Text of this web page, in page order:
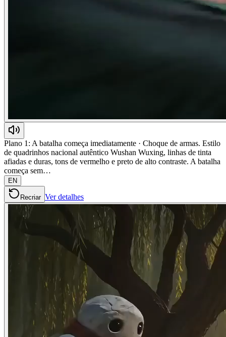
Plano 1: A batalha começa imediatamente · Choque de armas. Estilo
de quadrinhos nacional autêntico Wushan Wuxing, linhas de tinta
afiadas e duras, tons de vermelho e preto de alto contraste. A batalha
começa sem…
EN
Recriar Ver detalhes